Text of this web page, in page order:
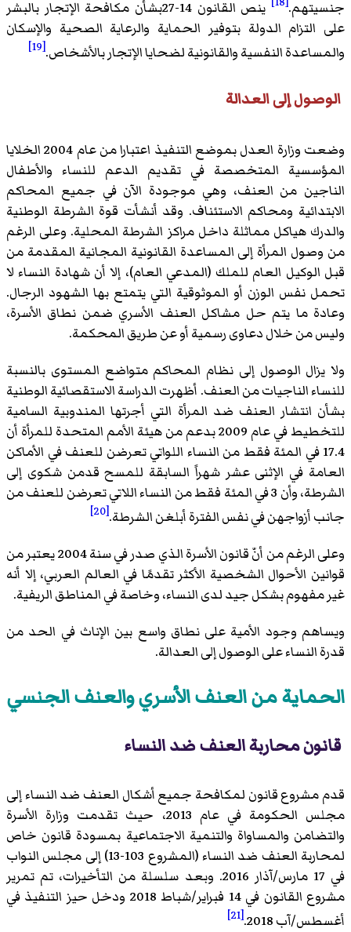
جنسيتهم.
ينص القانون 14-27بشأن مكافحة الإتجار بالبشر
على التزام الدولة بتوفير الحماية والرعاية الصحية والإسكان
والمساعدة النفسية والقانونية لضحايا الإتجار بالأشخاص.[19]
الوصول إلى العدالة
وضعت وزارة العدل بموضع التنفيذ اعتبارا من عام 2004 الخلايا
المؤسسية المتخصصة في تقديم الدعم للنساء والأطفال
الناجين من العنف، وهي موجودة الآن في جميع المحاكم
الابتدائية ومحاكم الاستئناف. وقد أنشأت قوة الشرطة الوطنية
والدرك هياكل مماثلة داخل مراكز الشرطة المحلية. وعلى الرغم
من وصول المرأة إلى المساعدة القانونية المجانية المقدمة من
قبل الوكيل العام للملك (المدعي العام)، إلا أن شهادة النساء لا
تحمل نفس الوزن أو الموثوقية التي يتمتع بها الشهود الرجال.
وعادة ما يتم حل مشاكل العنف الأسري ضمن نطاق الأسرة،
وليس من خلال دعاوى رسمية أو عن طريق المحكمة.
ولا يزال الوصول إلى نظام المحاكم متواضع المستوى بالنسبة
للنساء الناجيات من العنف. أظهرت الدراسة الاستقصائية الوطنية
بشأن انتشار العنف ضد المرأة التي أجرتها المندوبية السامية
للتخطيط في عام 2009 بدعم من هيئة الأمم المتحدة للمرأة أن
17.4 في المئة فقط من النساء اللواتي تعرضن للعنف في الأماكن
العامة في الإثنى عشر شهراً السابقة للمسح قدمن شكوى إلى
الشرطة، وأن 3 في المئة فقط من النساء اللاتي تعرضن للعنف من
جانب أزواجهن في نفس الفترة أبلغن الشرطة.[20]
وعلى الرغم من أنّ قانون الأسرة الذي صدر في سنة 2004 يعتبر من
قوانين الأحوال الشخصية الأكثر تقدمًا في العالم العربي، إلا أنه
غير مفهوم بشكل جيد لدى النساء، وخاصة في المناطق الريفية.
ويساهم وجود الأمية على نطاق واسع بين الإناث في الحد من
قدرة النساء على الوصول إلى العدالة.
الحماية من العنف الأسري والعنف الجنسي
قانون محاربة العنف ضد النساء
قدم مشروع قانون لمكافحة جميع أشكال العنف ضد النساء إلى
مجلس الحكومة في عام 2013، حيث تقدمت وزارة الأسرة
والتضامن والمساواة والتنمية الاجتماعية بمسودة قانون خاص
لمحاربة العنف ضد النساء (المشروع 103-13) إلى مجلس النواب
في 17 مارس/آذار 2016. وبعد سلسلة من التأخيرات، تم تمرير
مشروع القانون في 14 فبراير/شباط 2018 ودخل حيز التنفيذ في
أغسطس/آب 2018.
[21]